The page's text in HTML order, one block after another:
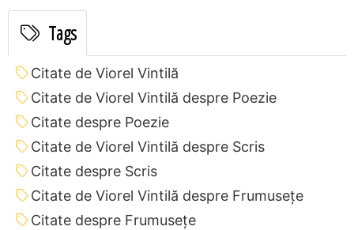
Tags
Citate de Viorel Vintilă
Citate de Viorel Vintilă despre Poezie
Citate despre Poezie
Citate de Viorel Vintilă despre Scris
Citate despre Scris
Citate de Viorel Vintilă despre Frumusețe
Citate despre Frumusețe